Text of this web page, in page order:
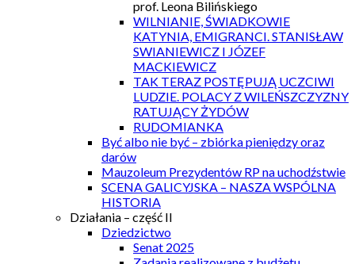
prof. Leona Bilińskiego
WILNIANIE, ŚWIADKOWIE
KATYNIA, EMIGRANCI. STANISŁAW
SWIANIEWICZ I JÓZEF
MACKIEWICZ
TAK TERAZ POSTĘPUJĄ UCZCIWI
LUDZIE. POLACY Z WILEŃSZCZYZNY
RATUJĄCY ŻYDÓW
RUDOMIANKA
Być albo nie być – zbiórka pieniędzy oraz
darów
Mauzoleum Prezydentów RP na uchodźstwie
SCENA GALICYJSKA – NASZA WSPÓLNA
HISTORIA
Działania – część II
Dziedzictwo
Senat 2025